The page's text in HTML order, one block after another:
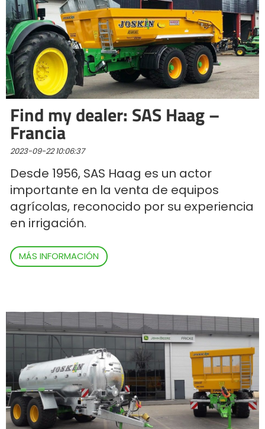
Find my dealer: SAS Haag –
Francia
2023-09-22 10:06:37
Desde 1956, SAS Haag es un actor
importante en la venta de equipos
agrícolas, reconocido por su experiencia
en irrigación.
MÁS INFORMACIÓN